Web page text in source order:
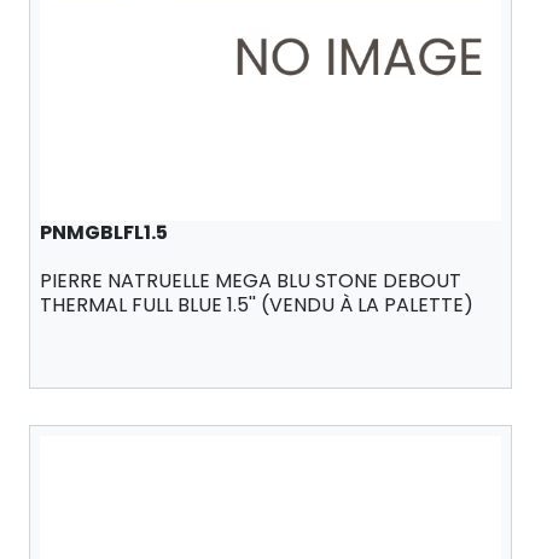
PNMGBLFL1.5
PIERRE NATRUELLE MEGA BLU STONE DEBOUT
THERMAL FULL BLUE 1.5'' (VENDU À LA PALETTE)